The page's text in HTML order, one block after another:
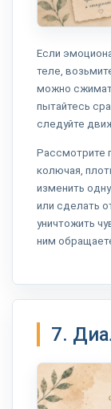
Если
теле,
можно
пытайтесь
следуйте
Рассмотрите
колючая,
изменить
или сделать
уничтожить
ним
7.